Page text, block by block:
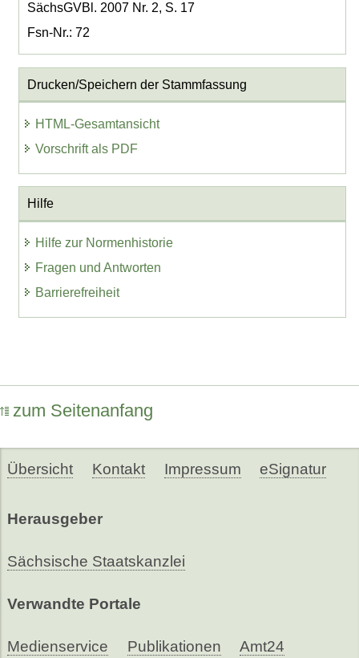
SächsGVBl. 2007 Nr. 2, S. 17
Fsn-Nr.: 72
Drucken/Speichern der Stammfassung
HTML-Gesamtansicht
Vorschrift als PDF
Hilfe
Hilfe zur Normenhistorie
Fragen und Antworten
Barrierefreiheit
zum Seitenanfang
Übersicht Kontakt Impressum eSignatur
Herausgeber
Sächsische Staatskanzlei
Verwandte Portale
Medienservice Publikationen Amt24